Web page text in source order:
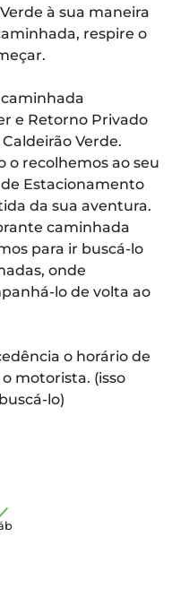
à sua maneira
respire o
e Retorno Privado
Verde.
o recolhemos ao seu
Estacionamento
da sua aventura.
caminhada
para ir buscá-lo
onde
lo de volta ao
o horário de
motorista. (isso
lo)